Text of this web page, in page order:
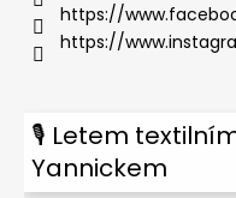
https://
https://
🎙 Letem
Yannickem